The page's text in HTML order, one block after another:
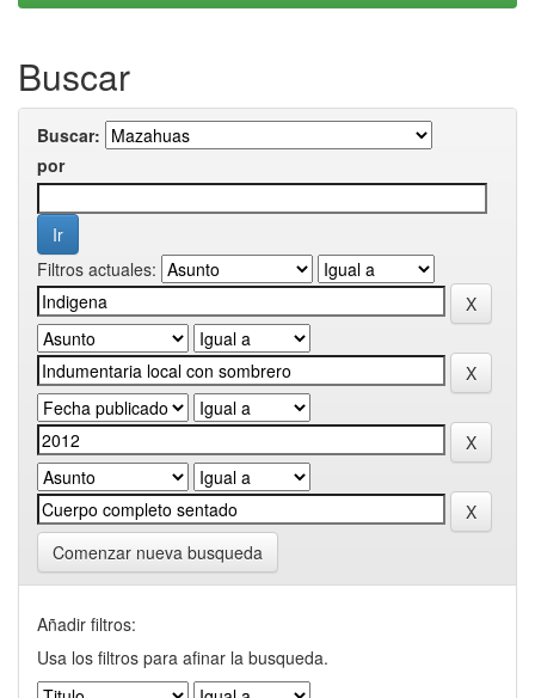
Buscar
Buscar:
por
Filtros actuales:
Comenzar nueva busqueda
Añadir filtros:
Usa los filtros para afinar la busqueda.